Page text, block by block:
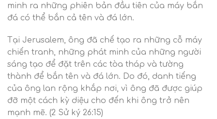
minh ra những phiên bản đầu tiên của máy bắn
đá có thể bắn cả tên và đá lớn.
Tại Jerusalem, ông đã chế tạo ra những cỗ máy
chiến tranh, những phát minh của những người
sáng tạo để đặt trên các tòa tháp và tường
thành để bắn tên và đá lớn. Do đó, danh tiếng
của ông lan rộng khắp nơi, vì ông đã được giúp
đỡ một cách kỳ diệu cho đến khi ông trở nên
mạnh mẽ. (2 Sử ký 26:15)